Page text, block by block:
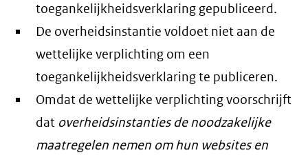
toegankelijkheidsverklaring gepubliceerd.
De overheidsinstantie voldoet niet aan de
wettelijke verplichting om een
toegankelijkheidsverklaring te publiceren.
Omdat de wettelijke verplichting voorschrijft
dat overheidsinstanties de noodzakelijke
maatregelen nemen om hun websites en